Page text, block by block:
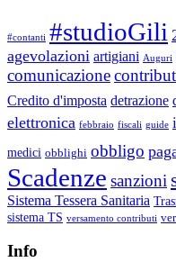
#contanti #studioGili
agevolazioni artigiani Auguri
comunicazione
Credito d'imposta detrazione
elettronica febbraio fiscali guide
medici obblighi obbligo
Scadenze sanzioni
Sistema Tessera Sanitaria
sistema TS versamento contributi
Info